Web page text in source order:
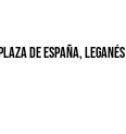
de España, Leganés